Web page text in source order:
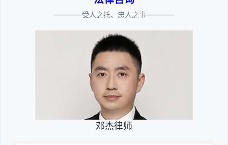
————受人之托、忠人之事————
邓杰律师